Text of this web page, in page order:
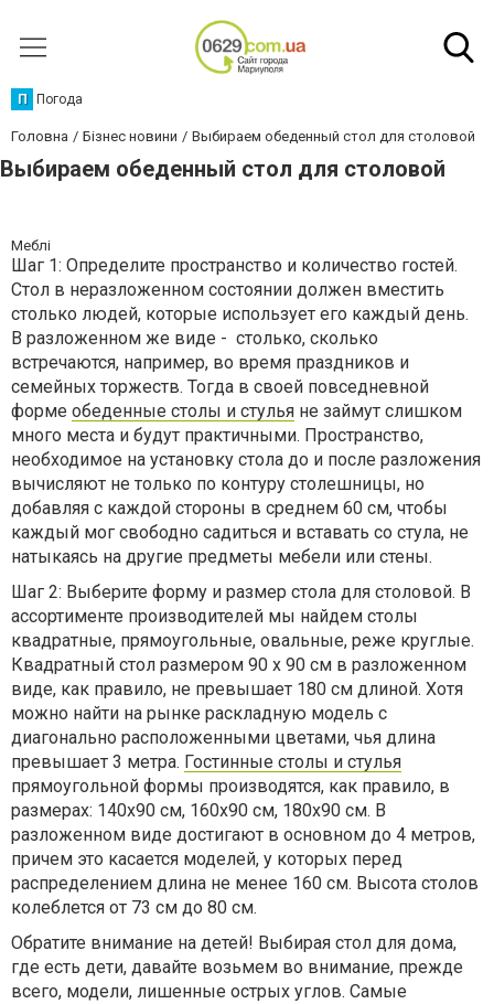
П Погода
Головна Бізнес новини Выбираем обеденный стол для столовой
Выбираем обеденный стол для столовой
Меблі
Шаг 1: Определите пространство и количество гостей.
Стол в неразложенном состоянии должен вместить
столько людей, которые использует его каждый день.
В разложенном же виде - столько, сколько
встречаются, например, во время праздников и
семейных торжеств. Тогда в своей повседневной
форме обеденные столы и стулья не займут слишком
много места и будут практичными. Пространство,
необходимое на установку стола до и после разложения
вычисляют не только по контуру столешницы, но
добавляя с каждой стороны в среднем 60 см, чтобы
каждый мог свободно садиться и вставать со стула, не
натыкаясь на другие предметы мебели или стены.
Шаг 2: Выберите форму и размер стола для столовой. В
ассортименте производителей мы найдем столы
квадратные, прямоугольные, овальные, реже круглые.
Квадратный стол размером 90 х 90 см в разложенном
виде, как правило, не превышает 180 см длиной. Хотя
можно найти на рынке раскладную модель с
диагонально расположенными цветами, чья длина
превышает 3 метра. Гостинные столы и стулья
прямоугольной формы производятся, как правило, в
размерах: 140х90 см, 160x90 см, 180x90 см. В
разложенном виде достигают в основном до 4 метров,
причем это касается моделей, у которых перед
распределением длина не менее 160 см. Высота столов
колеблется от 73 см до 80 см.
Обратите внимание на детей! Выбирая стол для дома,
где есть дети, давайте возьмем во внимание, прежде
всего, модели, лишенные острых углов. Самые